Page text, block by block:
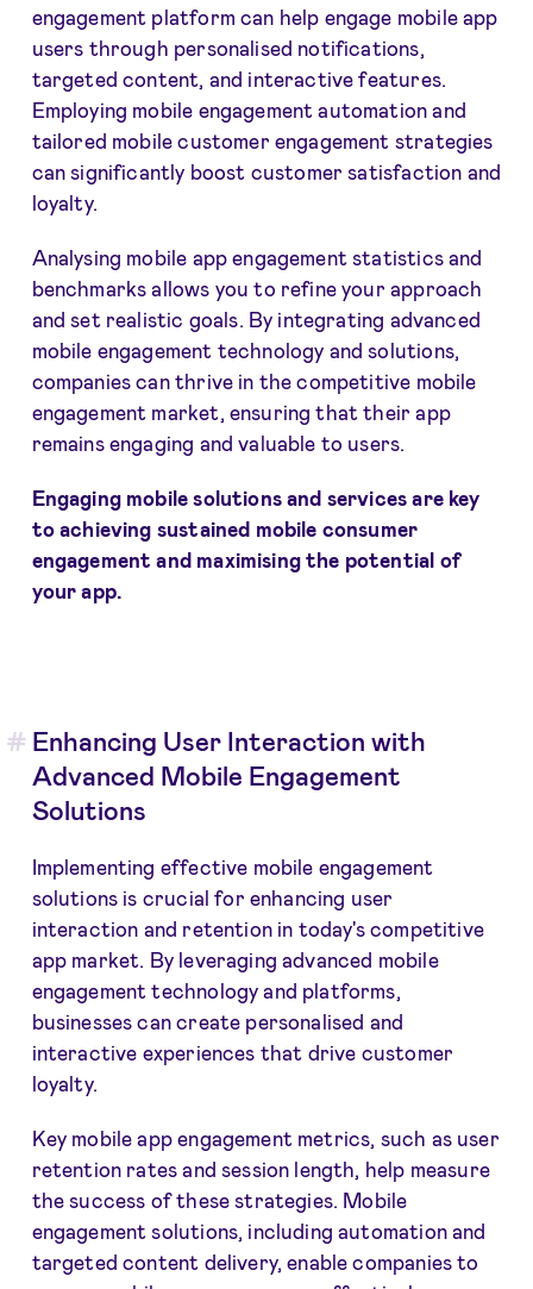
engagement platform can help engage mobile app
users through personalised notifications,
targeted content, and interactive features.
Employing mobile engagement automation and
tailored mobile customer engagement strategies
can significantly boost customer satisfaction and
loyalty.
Analysing mobile app engagement statistics and
benchmarks allows you to refine your approach
and set realistic goals. By integrating advanced
mobile engagement technology and solutions,
companies can thrive in the competitive mobile
engagement market, ensuring that their app
remains engaging and valuable to users.
Engaging mobile solutions and services are key
to achieving sustained mobile consumer
engagement and maximising the potential of
your app.
Enhancing User Interaction with
Advanced Mobile Engagement
Solutions
Implementing effective mobile engagement
solutions is crucial for enhancing user
interaction and retention in today's competitive
app market. By leveraging advanced mobile
engagement technology and platforms,
businesses can create personalised and
interactive experiences that drive customer
loyalty.
Key mobile app engagement metrics, such as user
retention rates and session length, help measure
the success of these strategies. Mobile
engagement solutions, including automation and
targeted content delivery, enable companies to